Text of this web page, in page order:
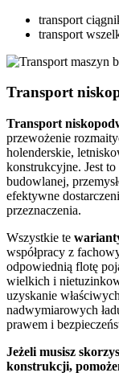
transport
transport
Transport
Transport
przewożenie
holenderskie,
konstrukcyjne. Jest
budowlanej,
efektywne
przeznaczenia.
Wszystkie te
współpracy z
odpowiednią flotę
wielkich i
uzyskanie
nadwymiarowych
prawem i
Jeżeli musisz
konstrukcji,